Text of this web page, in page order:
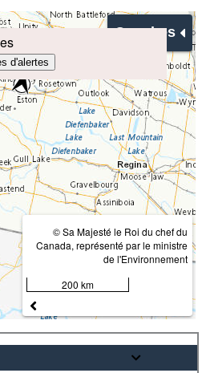
d'alertes
Couches
© Sa Majesté le Roi du chef du
Canada, représenté par le ministre
de l'Environnement
200 km